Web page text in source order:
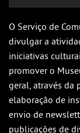
O Serviço de
divulgar a
iniciativas
promover o
geral, através da
elaboração de
envio de
publicações de